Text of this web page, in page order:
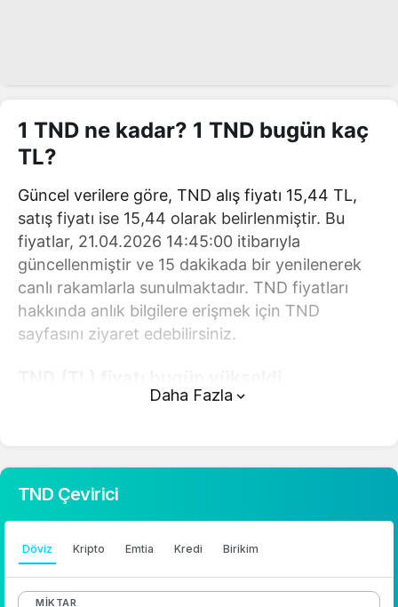
1 TND ne kadar? 1 TND bugün kaç
TL?
Güncel verilere göre, TND alış fiyatı 15,44 TL,
satış fiyatı ise 15,44 olarak belirlenmiştir. Bu
fiyatlar, 21.04.2026 14:45:00 itibarıyla
güncellenmiştir ve 15 dakikada bir yenilenerek
canlı rakamlarla sunulmaktadır. TND fiyatları
hakkında anlık bilgilere erişmek için TND
sayfasını ziyaret edebilirsiniz.
göstermiştir..
yer alan çevirici aracını kullanarak mevcut
fiyatlar üzerinden hızlı ve kolay bir şekilde
çevirme işlemlerinizi gerçekleştirebilirsiniz. TND
Daha Fazla
TND Çevirici
Döviz Kripto Emtia Kredi Birikim
MIKTAR